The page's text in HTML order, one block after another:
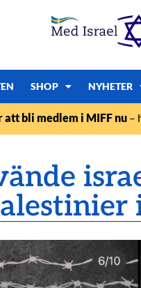
SHOP NYHETER
att bli medlem i MIFF nu–